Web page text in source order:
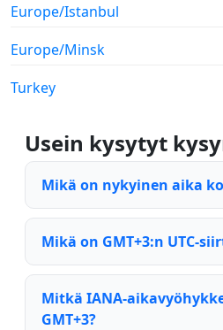
Europe/Istanbul
Europe/Minsk
Turkey
Usein kysytyt
Mikä on nykyinen aika
Mikä on GMT+3:n UTC-
Mitkä IANA-
GMT+3?